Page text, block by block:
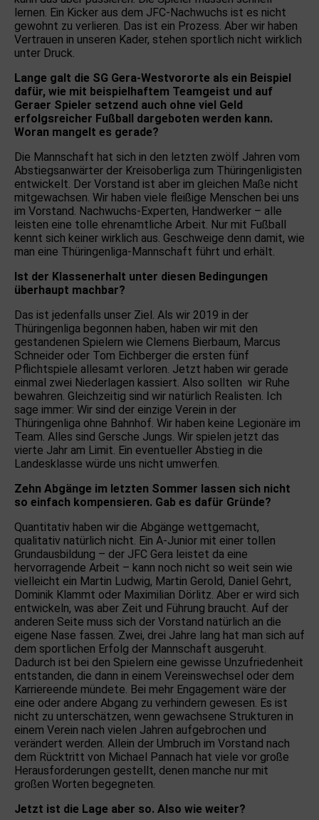
lernen. Ein Kicker aus dem JFC-Nachwuchs ist es nicht
gewohnt zu verlieren. Das ist ein Prozess. Aber wir haben
Vertrauen in unseren Kader, stehen sportlich nicht wirklich
unter Druck.
Lange galt die SG Gera-Westvororte als ein Beispiel
dafür, wie mit beispielhaftem Teamgeist und auf
Geraer Spieler setzend auch ohne viel Geld
erfolgsreicher Fußball dargeboten werden kann.
Woran mangelt es gerade?
Die Mannschaft hat sich in den letzten zwölf Jahren vom
Abstiegsanwärter der Kreisoberliga zum Thüringenligisten
entwickelt. Der Vorstand ist aber im gleichen Maße nicht
mitgewachsen. Wir haben viele fleißige Menschen bei uns
im Vorstand. Nachwuchs-Experten, Handwerker – alle
leisten eine tolle ehrenamtliche Arbeit. Nur mit Fußball
kennt sich keiner wirklich aus. Geschweige denn damit, wie
man eine Thüringenliga-Mannschaft führt und erhält.
Ist der Klassenerhalt unter diesen Bedingungen
überhaupt machbar?
Das ist jedenfalls unser Ziel. Als wir 2019 in der
Thüringenliga begonnen haben, haben wir mit den
gestandenen Spielern wie Clemens Bierbaum, Marcus
Schneider oder Tom Eichberger die ersten fünf
Pflichtspiele allesamt verloren. Jetzt haben wir gerade
einmal zwei Niederlagen kassiert. Also sollten wir Ruhe
bewahren. Gleichzeitig sind wir natürlich Realisten. Ich
sage immer: Wir sind der einzige Verein in der
Thüringenliga ohne Bahnhof. Wir haben keine Legionäre im
Team. Alles sind Gersche Jungs. Wir spielen jetzt das
vierte Jahr am Limit. Ein eventueller Abstieg in die
Landesklasse würde uns nicht umwerfen.
Zehn Abgänge im letzten Sommer lassen sich nicht
so einfach kompensieren. Gab es dafür Gründe?
Quantitativ haben wir die Abgänge wettgemacht,
qualitativ natürlich nicht. Ein A-Junior mit einer tollen
Grundausbildung – der JFC Gera leistet da eine
hervorragende Arbeit – kann noch nicht so weit sein wie
vielleicht ein Martin Ludwig, Martin Gerold, Daniel Gehrt,
Dominik Klammt oder Maximilian Dörlitz. Aber er wird sich
entwickeln, was aber Zeit und Führung braucht. Auf der
anderen Seite muss sich der Vorstand natürlich an die
eigene Nase fassen. Zwei, drei Jahre lang hat man sich auf
dem sportlichen Erfolg der Mannschaft ausgeruht.
Dadurch ist bei den Spielern eine gewisse Unzufriedenheit
entstanden, die dann in einem Vereinswechsel oder dem
Karriereende mündete. Bei mehr Engagement wäre der
eine oder andere Abgang zu verhindern gewesen. Es ist
nicht zu unterschätzen, wenn gewachsene Strukturen in
einem Verein nach vielen Jahren aufgebrochen und
verändert werden. Allein der Umbruch im Vorstand nach
dem Rücktritt von Michael Pannach hat viele vor große
Herausforderungen gestellt, denen manche nur mit
großen Worten begegneten.
Jetzt ist die Lage aber so. Also wie weiter?